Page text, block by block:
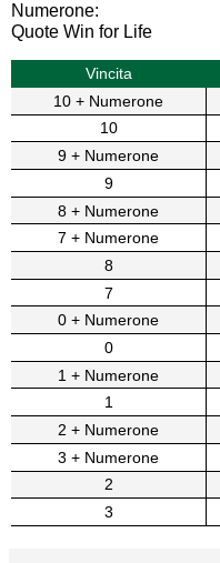
Numerone:
Quote Win for Life
Vincita
10 + Numerone
10
9 + Numerone
9
8 + Numerone
7 + Numerone
8
7
0 + Numerone
0
1 + Numerone
1
2 + Numerone
3 + Numerone
2
3